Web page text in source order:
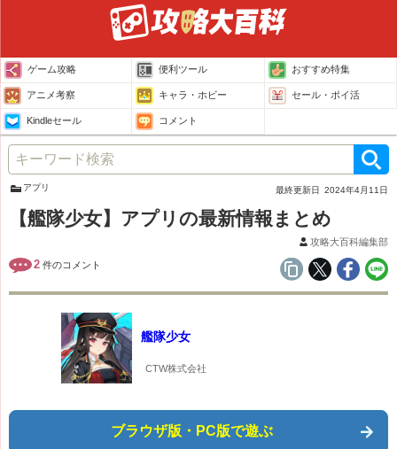
ゲーム攻略 便利ツール おすすめ特集
アニメ考察 キャラ・ホビー セール・ポイ活
Kindleセール コメント
アプリ 最終更新日 2024年4月11日
【艦隊少女】アプリの最新情報まとめ
攻略大百科編集部
2 件のコメント
艦隊少女
CTW株式会社
ブラウザ版・PC版で遊ぶ